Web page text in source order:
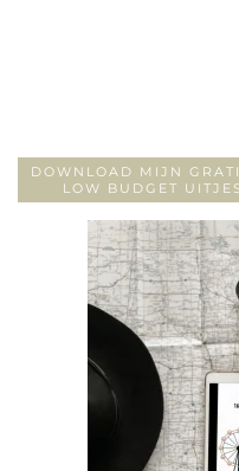
DOWNLOAD MIJN
LOW BUDGET